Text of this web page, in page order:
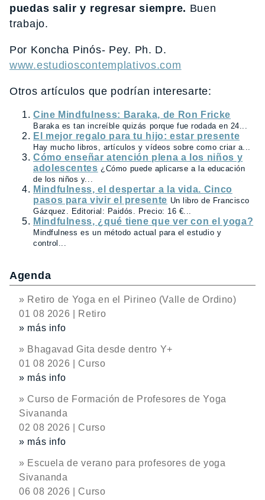
puedas salir y regresar siempre. Buen
trabajo.
Por Koncha Pinós- Pey. Ph. D.
www.estudioscontemplativos.com
Otros artículos que podrían interesarte:
Cine Mindfulness: Baraka, de Ron Fricke
Baraka es tan increíble quizás porque fue rodada en 24...
El mejor regalo para tu hijo: estar presente
Hay mucho libros, artículos y vídeos sobre como criar a...
Cómo enseñar atención plena a los niños y
adolescentes ¿Cómo puede aplicarse a la educación
de los niños y...
Mindfulness, el despertar a la vida. Cinco
pasos para vivir el presente Un libro de Francisco
Gázquez. Editorial: Paidós. Precio: 16 €...
Mindfulness, ¿qué tiene que ver con el yoga?
Mindfulness es un método actual para el estudio y
control...
Agenda
» Retiro de Yoga en el Pirineo (Valle de Ordino)
01 08 2026 | Retiro
» más info
» Bhagavad Gita desde dentro Y+
01 08 2026 | Curso
» más info
» Curso de Formación de Profesores de Yoga
Sivananda
02 08 2026 | Curso
» más info
» Escuela de verano para profesores de yoga
Sivananda
06 08 2026 | Curso